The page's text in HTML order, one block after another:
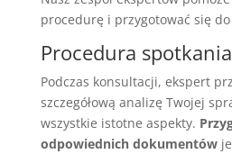
procedurę i przygotować się
Procedura spotkania
Podczas konsultacji, ekspert
szczegółową analizę Twojej
wszystkie istotne aspekty.
odpowiednich dokumentów